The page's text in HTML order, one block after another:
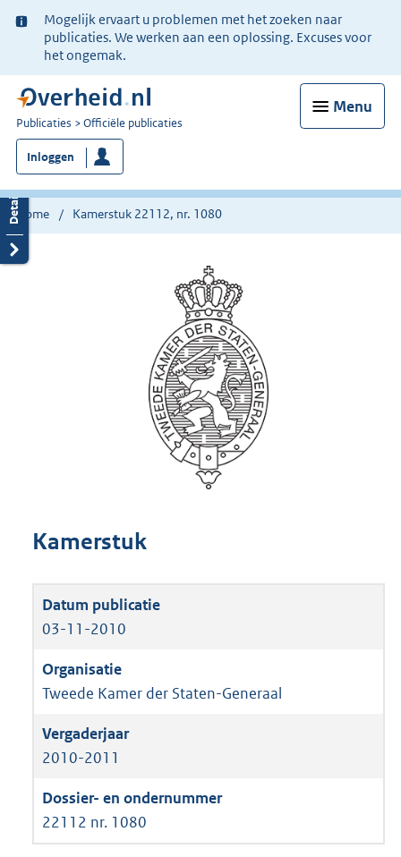
Ter
informatie:
Mogelijk ervaart u problemen met het zoeken naar
publicaties. We werken aan een oplossing. Excuses voor
het ongemak.
Menu
U
bent
nu
hier:
Publicaties Officiële publicaties
Inloggen
Home Kamerstuk 22112, nr. 1080
Kamerstuk
03-11-2010
Tweede Kamer der Staten-Generaal
2010-2011
22112 nr. 1080